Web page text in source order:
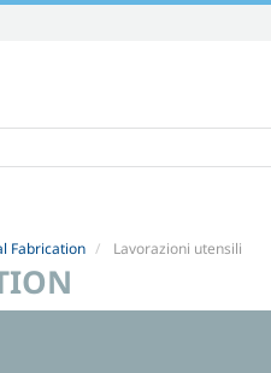
Fabrication Lavorazioni utensili